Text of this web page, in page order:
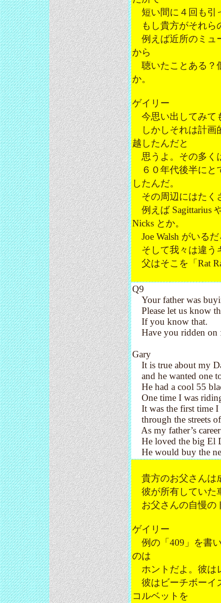
短い間に４回も引
もし貴方がそれら
例えば近所のミュ
から
聴いたことある？
か。
ゲイリー
今思い出してみて
しかしそれは計画
越したんだと
思うよ。その多く
６０年代後半にと
したんだ。
その周辺にはたく
例えば Sagittarius
Nicks とか。
Joe Walsh がいる
そして我々は違う
父はそこを「Rat
Q9
Your father was
Please let us know
If you know that.
Have you ridden on
Gary
It is true about my
and he wanted one
He had a cool 55
One time I was
It was the first time I
through the streets
As my father’s
He loved the big El
He would buy the
貴方のお父さんは
彼が所有していた
お父さんの自慢の
ゲイリー
例の「409」を書
のは
ホントだよ。彼は
彼はビーチボーイ
コルベットを